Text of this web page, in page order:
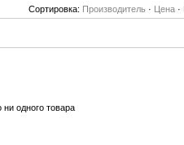
Сортировка: Производитель · Цена ·
одного товара